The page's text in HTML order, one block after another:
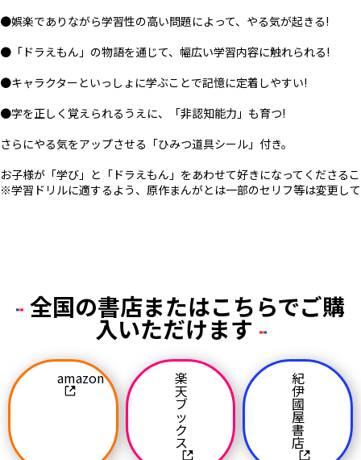
●娯楽でありながら学習性の高い問題によって、やる気が起きる!
●「ドラえもん」の物語を通じて、幅広い学習内容に触れられる!
●キャラクターといっしょに学ぶことで記憶に定着しやすい!
●字を正しく覚えられるうえに、「非認知能力」も育つ!
さらにやる気をアップさせる「ひみつ道具シール」付き。
お子様が「学び」と「ドラえもん」をあわせて好きになってくださる
※学習ドリルに適するよう、原作まんがとは一部のセリフ等は変更し
全国の書店またはこちらでご購
入いただけます
amazon 楽
天
ブ
ッ
ク
ス
紀
伊
國
屋
書
店